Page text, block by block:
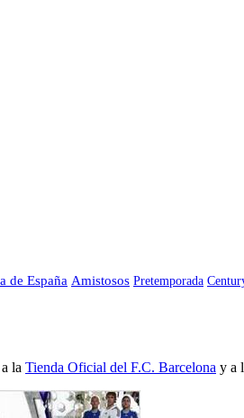
de España Amistosos Pretemporada
la Tienda Oficial del F.C. Barcelona y a